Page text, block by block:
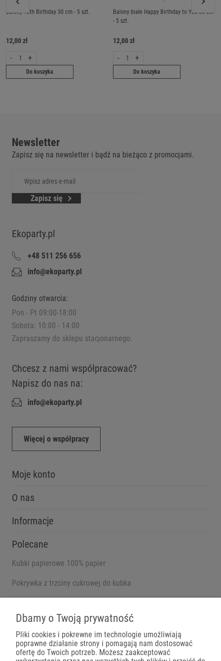
Balony 18th Birthday 30 cm - 5 szt.
12,00 zł
- +
Do koszyka
Balony białe Happy Birthday to You 30 cm
- 5 szt.
12,00 zł
- +
Do koszyka
Newsletter
Zapisz się na newsletter i bądź na bieżąco z promocjami.
Zapisz się
Ekoparty.pl
+48 511 256 656
info@ekoparty.pl
Godziny otwarcia:
Pon - Pt 09:00-18:00
Sobota: 10:00 - 14:00
Zapraszamy do sklepu stacjonarnego.
Chcesz z nami współpracować?
Napisz do nas na:
info@ekoparty.pl
Więcej o współpracy
Moje konto
O nas
Informacje
Polecane
Kubki papierowe 100% papier
Pokrywka z trzciny cukrowej do kubka
Płatności
Dbamy o Twoją prywatność
Pliki cookies i pokrewne im technologie umożliwiają
poprawne działanie strony i pomagają nam dostosować
ofertę do Twoich potrzeb. Możesz zaakceptować